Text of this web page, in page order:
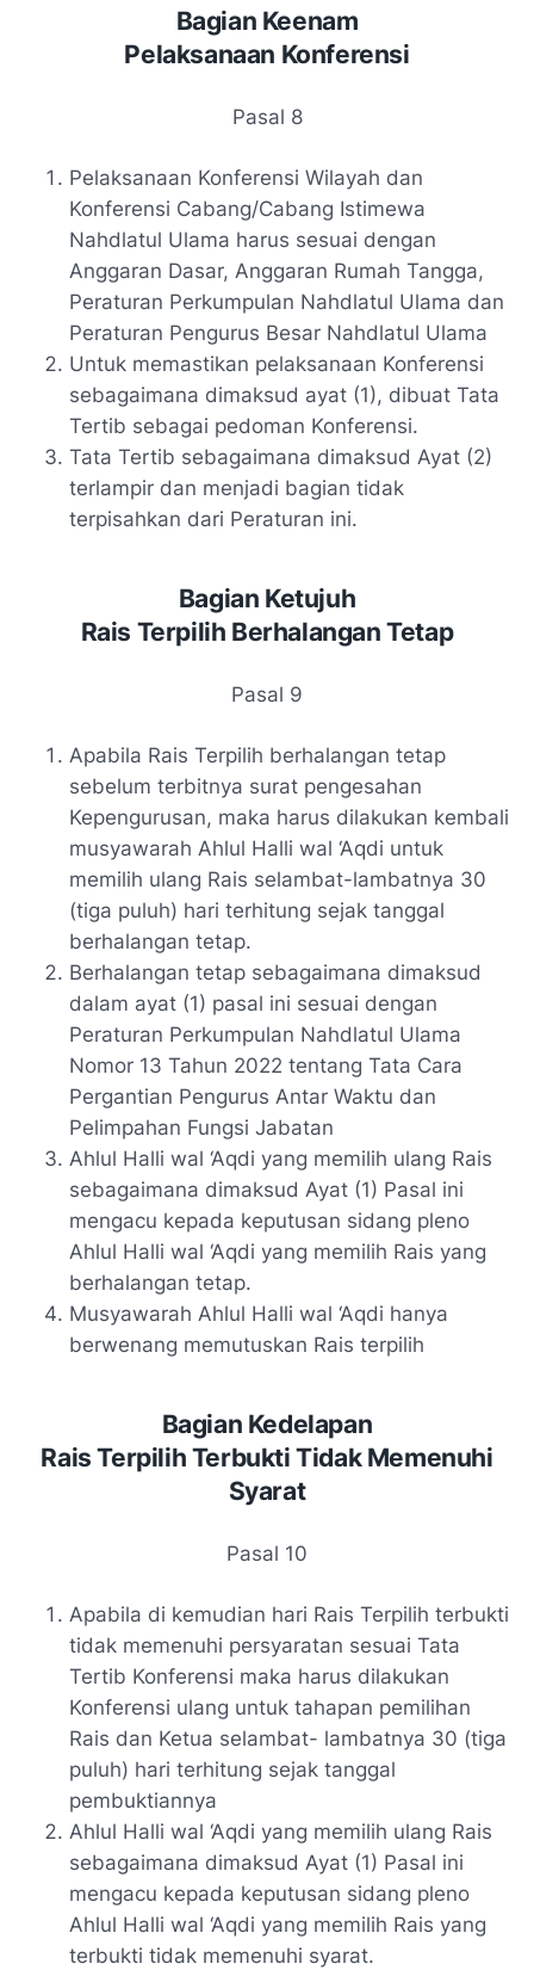
Bagian Keenam
Pelaksanaan Konferensi
Pasal 8
Pelaksanaan Konferensi Wilayah dan
Konferensi Cabang/Cabang Istimewa
Nahdlatul Ulama harus sesuai dengan
Anggaran Dasar, Anggaran Rumah Tangga,
Peraturan Perkumpulan Nahdlatul Ulama dan
Peraturan Pengurus Besar Nahdlatul Ulama
Untuk memastikan pelaksanaan Konferensi
sebagaimana dimaksud ayat (1), dibuat Tata
Tertib sebagai pedoman Konferensi.
Tata Tertib sebagaimana dimaksud Ayat (2)
terlampir dan menjadi bagian tidak
terpisahkan dari Peraturan ini.
Bagian Ketujuh
Rais Terpilih Berhalangan Tetap
Pasal 9
Apabila Rais Terpilih berhalangan tetap
sebelum terbitnya surat pengesahan
Kepengurusan, maka harus dilakukan kembali
musyawarah Ahlul Halli wal ‘Aqdi untuk
memilih ulang Rais selambat-lambatnya 30
(tiga puluh) hari terhitung sejak tanggal
berhalangan tetap.
Berhalangan tetap sebagaimana dimaksud
dalam ayat (1) pasal ini sesuai dengan
Peraturan Perkumpulan Nahdlatul Ulama
Nomor 13 Tahun 2022 tentang Tata Cara
Pergantian Pengurus Antar Waktu dan
Pelimpahan Fungsi Jabatan
Ahlul Halli wal ‘Aqdi yang memilih ulang Rais
sebagaimana dimaksud Ayat (1) Pasal ini
mengacu kepada keputusan sidang pleno
Ahlul Halli wal ‘Aqdi yang memilih Rais yang
berhalangan tetap.
Musyawarah Ahlul Halli wal ‘Aqdi hanya
berwenang memutuskan Rais terpilih
Bagian Kedelapan
Rais Terpilih Terbukti Tidak Memenuhi
Syarat
Pasal 10
Apabila di kemudian hari Rais Terpilih terbukti
tidak memenuhi persyaratan sesuai Tata
Tertib Konferensi maka harus dilakukan
Konferensi ulang untuk tahapan pemilihan
Rais dan Ketua selambat- lambatnya 30 (tiga
puluh) hari terhitung sejak tanggal
pembuktiannya
Ahlul Halli wal ‘Aqdi yang memilih ulang Rais
sebagaimana dimaksud Ayat (1) Pasal ini
mengacu kepada keputusan sidang pleno
Ahlul Halli wal ‘Aqdi yang memilih Rais yang
terbukti tidak memenuhi syarat.